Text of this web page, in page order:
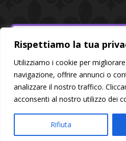
Rispettiamo la tua
Utilizziamo i cookie per
navigazione, offrire annunci o
analizzare il nostro traffico.
acconsenti al nostro utilizzo dei
Rifiuta
© 2026 Alessandra Style - All